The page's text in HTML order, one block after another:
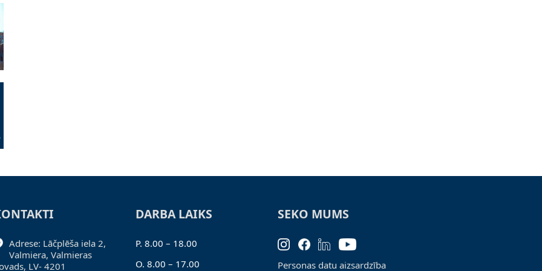
Adrese: Lāčplēša iela 2,
Valmiera, Valmieras
LV- 4201
DARBA LAIKS
P. 8.00 – 18.00
O. 8.00 – 17.00
SEKO MUMS
Personas datu aizsardzība